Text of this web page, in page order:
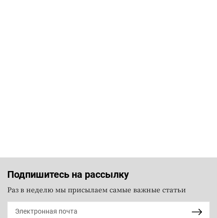
Подпишитесь на рассылку
Раз в неделю мы присылаем самые важные статьи